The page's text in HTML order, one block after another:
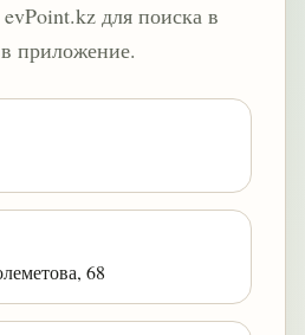
для поиска в
приложение.
68